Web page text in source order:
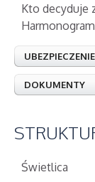
Kto decyduje
DOKUMENTY
Świetlica